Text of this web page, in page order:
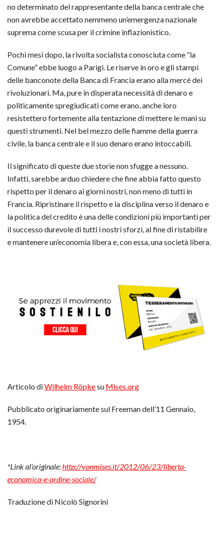
no determinato del rappresentante della banca centrale che
non avrebbe accettato nemmeno un’emergenza nazionale
suprema come scusa per il crimine inflazionistico.
Pochi mesi dopo, la rivolta socialista conosciuta come “la
Comune” ebbe luogo a Parigi. Le riserve in oro e gli stampi
delle banconote della Banca di Francia erano alla mercé dei
rivoluzionari. Ma, pure in disperata necessità di denaro e
politicamente spregiudicati come erano, anche loro
resistettero fortemente alla tentazione di mettere le mani su
questi strumenti. Nel bel mezzo delle fiamme della guerra
civile, la banca centrale e il suo denaro erano intoccabili.
Il significato di queste due storie non sfugge a nessuno.
Infatti, sarebbe arduo chiedere che fine abbia fatto questo
rispetto per il denaro ai giorni nostri, non meno di tutti in
Francia. Ripristinare il rispetto e la disciplina verso il denaro e
la politica del credito è una delle condizioni più importanti per
il successo durevole di tutti i nostri sforzi, al fine di ristabilire
e mantenere un’economia libera e, con essa, una società libera.
Articolo diWilhelm Röpkesu Mises.org
Pubblicato originariamente sul Freeman dell’11 Gennaio,
1954.
*Link al’originale:http://vonmises.it/2012/06/23/liberta-
economica-e-ordine-sociale/
Traduzione di Nicolò Signorini